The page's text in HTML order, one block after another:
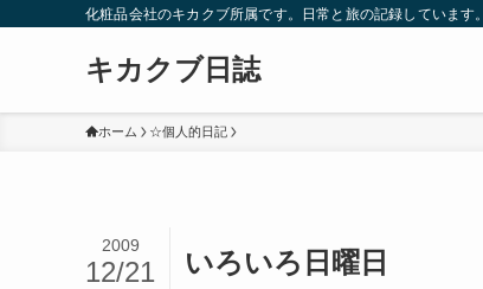
化粧品会社のキカクブ所属です。日常と旅の記録しています。
キカクブ日誌
ホーム ☆個人的日記
いろいろ日曜日
2009
12/21